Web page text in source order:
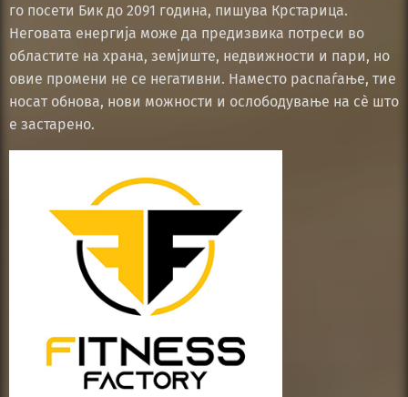
го посети Бик до 2091 година, пишува Крстарица.
Неговата енергија може да предизвика потреси во
областите на храна, земјиште, недвижности и пари, но
овие промени не се негативни. Наместо распаѓање, тие
носат обнова, нови можности и ослободување на сè што
е застарено.